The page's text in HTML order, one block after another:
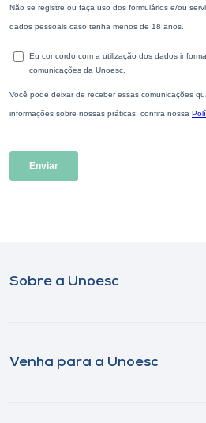
Sobre a Unoesc
Venha para a Unoesc